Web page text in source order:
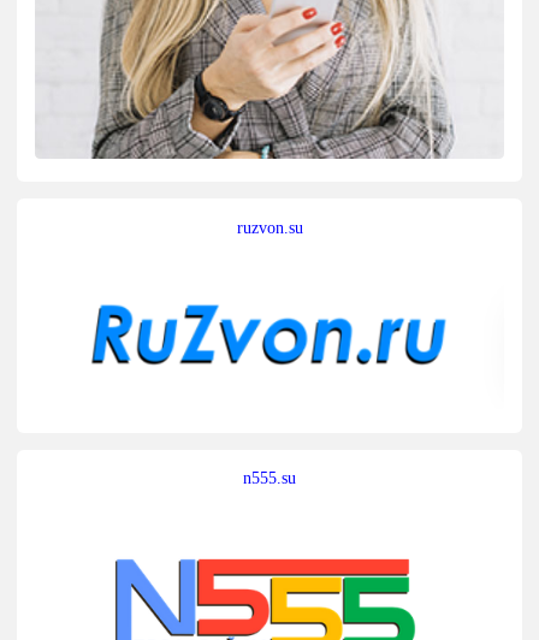
ruzvon.su
n555.su